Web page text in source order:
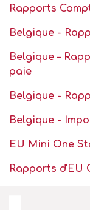
Rapports
Belgique -
Belgique –
paie
Belgique -
Belgique -
EU Mini One
Rapports d'EU